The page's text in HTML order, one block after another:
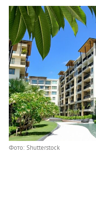
Фото: Shutterstock